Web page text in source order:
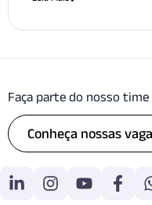
Faça parte do nosso time
Conheça nossas